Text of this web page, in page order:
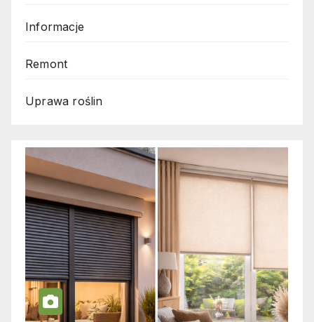
Informacje
Remont
Uprawa roślin